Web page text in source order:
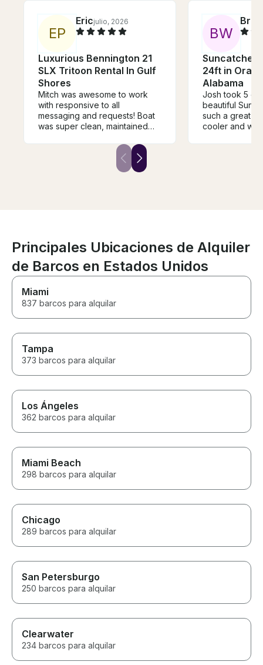
EP
Ericjulio, 2026
Luxurious Bennington 21
SLX Tritoon Rental In Gulf
Shores
Mitch was awesome to work
with responsive to all
messaging and requests! Boat
was super clean, maintained
recommend and would rent
BW
Britt
Suncatcher
24ft in
Alabama
Josh took 5 of
beautiful
such a great
cooler and
Principales Ubicaciones de Alquiler
de Barcos en Estados Unidos
Miami
837 barcos para alquilar
Tampa
373 barcos para alquilar
Los Ángeles
362 barcos para alquilar
Miami Beach
298 barcos para alquilar
Chicago
289 barcos para alquilar
San Petersburgo
250 barcos para alquilar
Clearwater
234 barcos para alquilar